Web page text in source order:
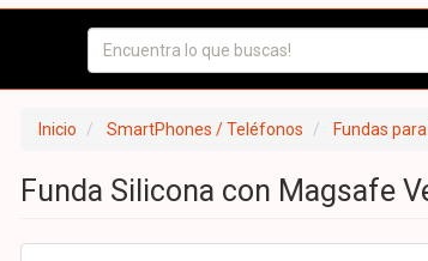
Inicio SmartPhones / Teléfonos Fundas
Funda Silicona con Magsafe